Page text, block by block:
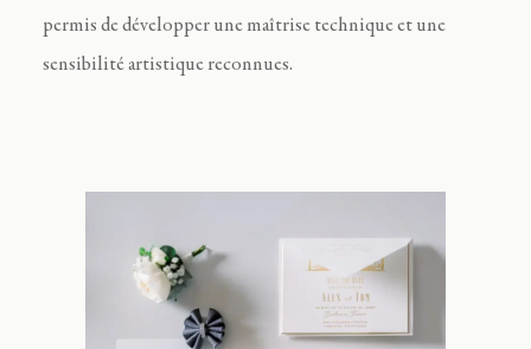
permis de développer une maîtrise technique et une
sensibilité artistique reconnues.